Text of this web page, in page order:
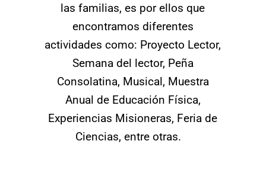
las familias, es por ellos que
encontramos diferentes
actividades como: Proyecto Lector,
Semana del lector, Peña
Consolatina, Musical, Muestra
Anual de Educación Física,
Experiencias Misioneras, Feria de
Ciencias, entre otras.